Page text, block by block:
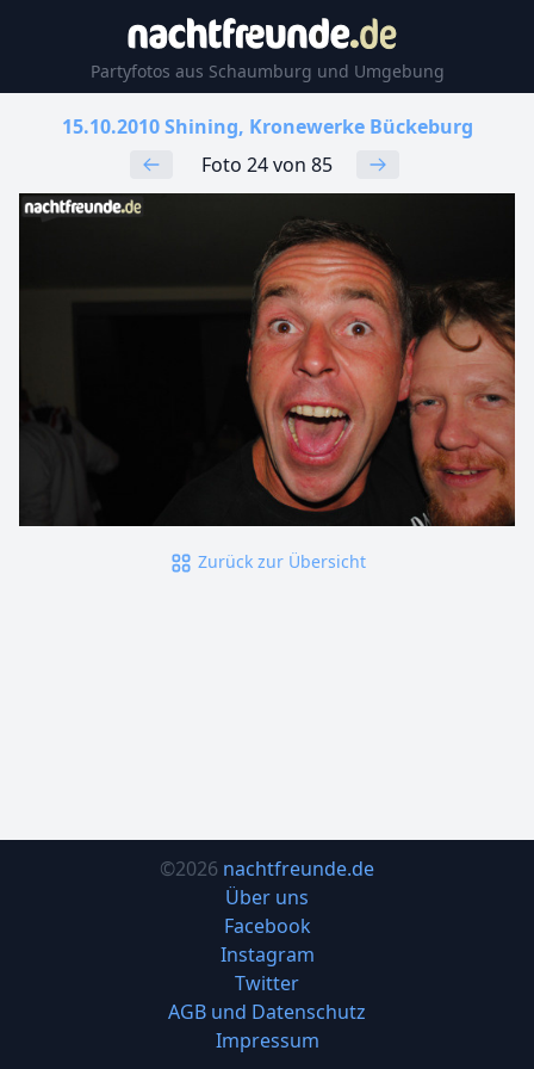
Partyfotos aus Schaumburg und Umgebung
15.10.2010 Shining, Kronewerke Bückeburg
Foto 24 von 85
Zurück zur Übersicht
©2026 nachtfreunde.de
Über uns
Facebook
Instagram
Twitter
AGB und Datenschutz
Impressum